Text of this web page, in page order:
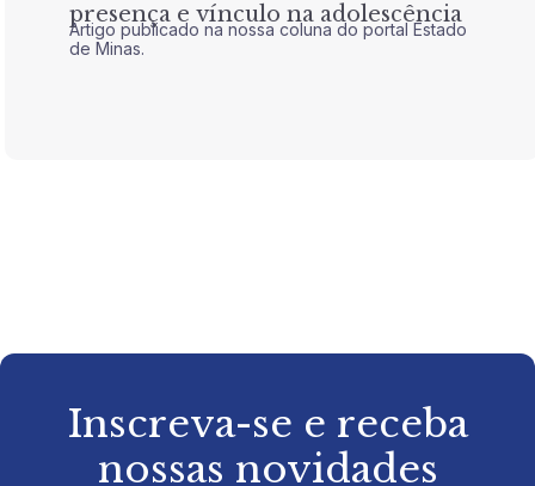
presença e vínculo na adolescência
Artigo publicado na nossa coluna do portal Estado
de Minas.
Inscreva-se e receba
nossas novidades